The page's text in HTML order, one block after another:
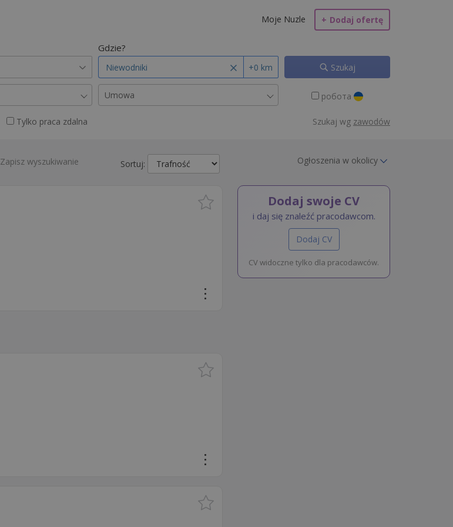
+ Dodaj ofertę
Moje Nuzle
Gdzie?
+0 km Szukaj
Umowa робота
Tylko praca zdalna Szukaj wg zawodów
Sortuj:
Zapisz wyszukiwanie Ogłoszenia w okolicy
Dodaj swoje CV
i daj się znaleźć pracodawcom.
Dodaj CV
CV widoczne tylko dla pracodawców.